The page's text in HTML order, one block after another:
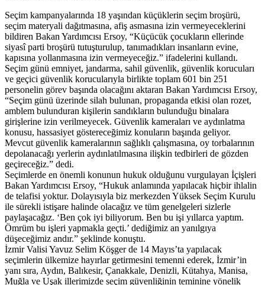
Seçim kampanyalarında 18 yaşından küçüklerin seçim broşürü,
seçim materyali dağıtmasına, afiş asmasına izin vermeyeceklerini
bildiren Bakan Yardımcısı Ersoy, “Küçücük çocukların ellerinde
siyasî parti broşürü tutuşturulup, tanımadıkları insanların evine,
kapısına yollanmasına izin vermeyeceğiz.” ifadelerini kullandı.
Seçim günü emniyet, jandarma, sahil güvenlik, güvenlik korucuları
ve geçici güvenlik korucularıyla birlikte toplam 601 bin 251
personelin görev başında olacağını aktaran Bakan Yardımcısı Ersoy,
“Seçim günü üzerinde silah bulunan, propaganda etkisi olan rozet,
amblem bulunduran kişilerin sandıkların bulunduğu binalara
girişlerine izin verilmeyecek. Güvenlik kameraları ve aydınlatma
konusu, hassasiyet göstereceğimiz konuların başında geliyor.
Mevcut güvenlik kameralarının sağlıklı çalışmasına, oy torbalarının
depolanacağı yerlerin aydınlatılmasına ilişkin tedbirleri de gözden
geçireceğiz.” dedi.
Seçimlerde en önemli konunun hukuk olduğunu vurgulayan İçişleri
Bakan Yardımcısı Ersoy, “Hukuk anlamında yapılacak hiçbir ihlalin
de telafisi yoktur. Dolayısıyla biz merkezden Yüksek Seçim Kurulu
ile sürekli istişare halinde olacağız ve tüm genelgeleri sizlerle
paylaşacağız. ‘Ben çok iyi biliyorum. Ben bu işi yıllarca yaptım.
Ömrüm bu işleri yapmakla geçti.’ dediğimiz an yanılgıya
düşeceğimiz andır.” şeklinde konuştu.
İzmir Valisi Yavuz Selim Köşger de 14 Mayıs’ta yapılacak
seçimlerin ülkemize hayırlar getirmesini temenni ederek, İzmir’in
yanı sıra, Aydın, Balıkesir, Çanakkale, Denizli, Kütahya, Manisa,
Muğla ve Uşak illerimizde seçim güvenliğinin teminine yönelik